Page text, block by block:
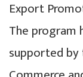
Export
The program
supported